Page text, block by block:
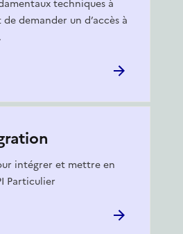
techniques à
demander un d’accès à
intégrer et mettre en
Particulier